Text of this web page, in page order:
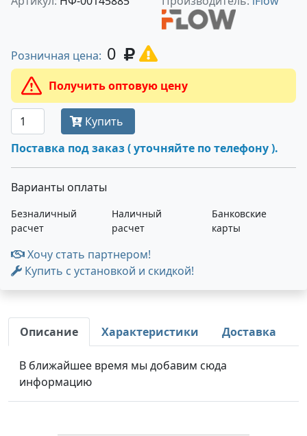
Розничная цена: 0
Получить оптовую цену
Купить
Поставка под заказ ( уточняйте по телефону ).
Варианты оплаты
Безналичный
расчет
Наличный
расчет
Банковские
карты
Хочу стать партнером!
Купить с установкой и скидкой!
Описание Характеристики Доставка
В ближайшее время мы добавим сюда
информацию